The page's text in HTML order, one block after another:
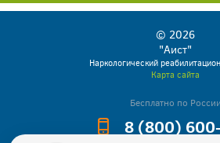
© 2026
"Аист"
Наркологический
Карта сайта
Бесплатно по России
8 (800)